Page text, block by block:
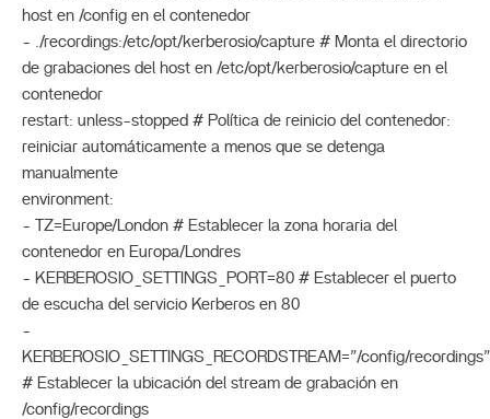
host en /config en el contenedor
- ./recordings:/etc/opt/kerberosio/capture # Monta el directorio
de grabaciones del host en /etc/opt/kerberosio/capture en el
contenedor
restart: unless-stopped # Política de reinicio del contenedor:
reiniciar automáticamente a menos que se detenga
manualmente
environment:
- TZ=Europe/London # Establecer la zona horaria del
contenedor en Europa/Londres
- KERBEROSIO_SETTINGS_PORT=80 # Establecer el puerto
de escucha del servicio Kerberos en 80
-
KERBEROSIO_SETTINGS_RECORDSTREAM=”/config/recordings”
# Establecer la ubicación del stream de grabación en
/config/recordings